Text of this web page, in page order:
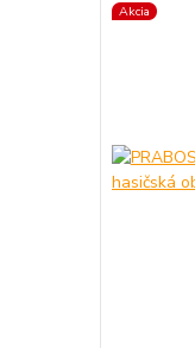
Akcia